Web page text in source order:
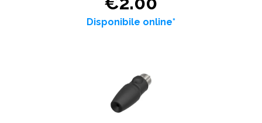
Disponibile online*